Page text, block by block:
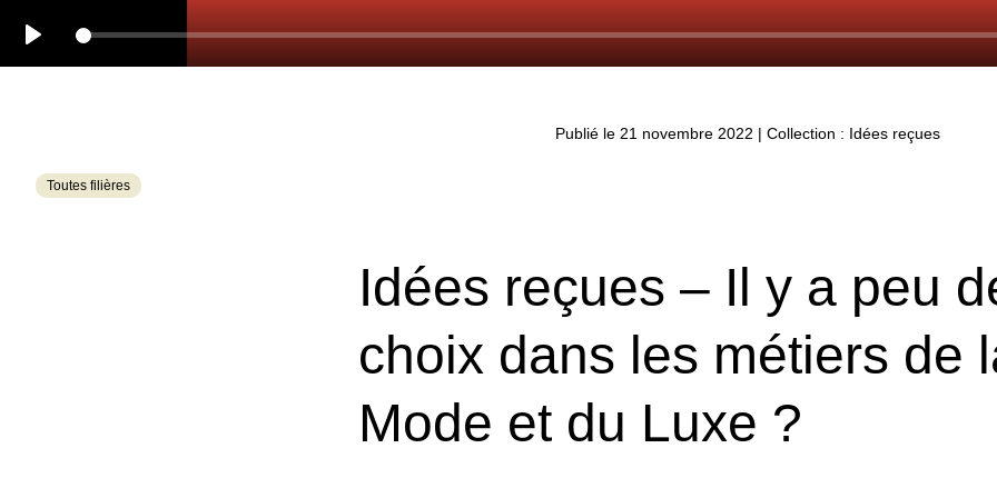
Publié le 21 novembre 2022 | Collection : Idées reçues
Toutes filières
Idées reçues – Il y a peu
choix dans les métiers de
Mode et du Luxe ?